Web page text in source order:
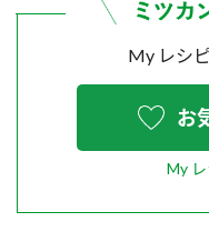
炊き込みご飯の素
PIN印
スペシャルサイト
ZENB
MIM（ミ
販売終了製品のご案内
よくあるご質問
My レシ
お
My